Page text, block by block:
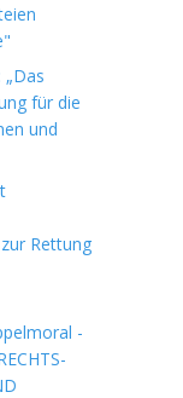
für die
und
Rettung
-